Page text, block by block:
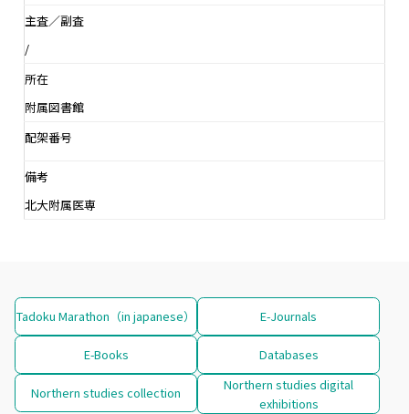
主査／副査
/
所在
附属図書館
配架番号
備考
北大附属医専
Tadoku Marathon（in japanese） E-Journals
E-Books Databases
Northern studies collection
Northern studies digital
exhibitions